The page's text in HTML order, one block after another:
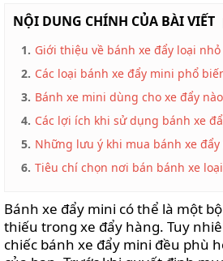
ĐỜI
SỐNG
REVIEWS
VẶT
HỆ
NỘI DUNG CHÍNH CỦA BÀI VIẾT
1. Giới thiệu về bánh xe đẩy loại nhỏ
2. Các loại bánh xe đẩy mini phổ
3. Bánh xe mini dùng cho xe đẩy
4. Các lợi ích khi sử dụng bánh xe
5. Những lưu ý khi mua bánh xe
6. Tiêu chí chọn nơi bán bánh xe
Bánh xe đẩy mini có thể là một
thiếu trong xe đẩy hàng. Tuy
chiếc bánh xe đẩy mini đều phù